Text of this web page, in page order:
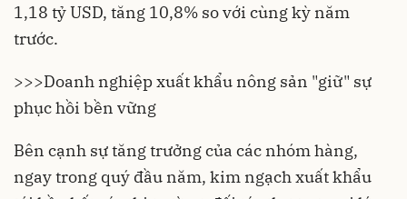
1,18 tỷ USD, tăng 10,8% so với cùng kỳ năm
trước.
>>>Doanh nghiệp xuất khẩu nông sản "giữ" sự
phục hồi bền vững
Bên cạnh sự tăng trưởng của các nhóm hàng,
ngay trong quý đầu năm, kim ngạch xuất khẩu